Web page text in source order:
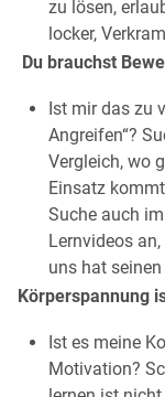
zu lösen,
locker,
Du brauchst
Ist mir das zu
Angreifen“?
Vergleich, wo
Einsatz
Suche auch
Lernvideos
uns hat
Körperspannung
Ist es meine
Motivation?